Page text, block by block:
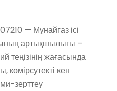
— Мұнайгаз ісі
артықшылығы –
теңізінің жағасында
көмірсутекті кен
зерттеу